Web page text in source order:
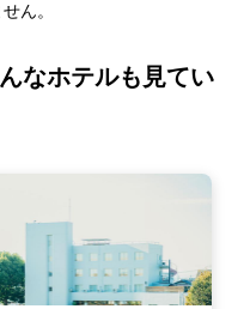
ん。
なホテルも見てい